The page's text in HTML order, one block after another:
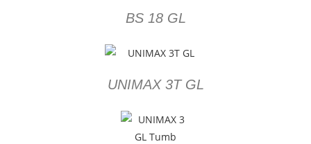
BS 18 GL
UNIMAX 3T GL